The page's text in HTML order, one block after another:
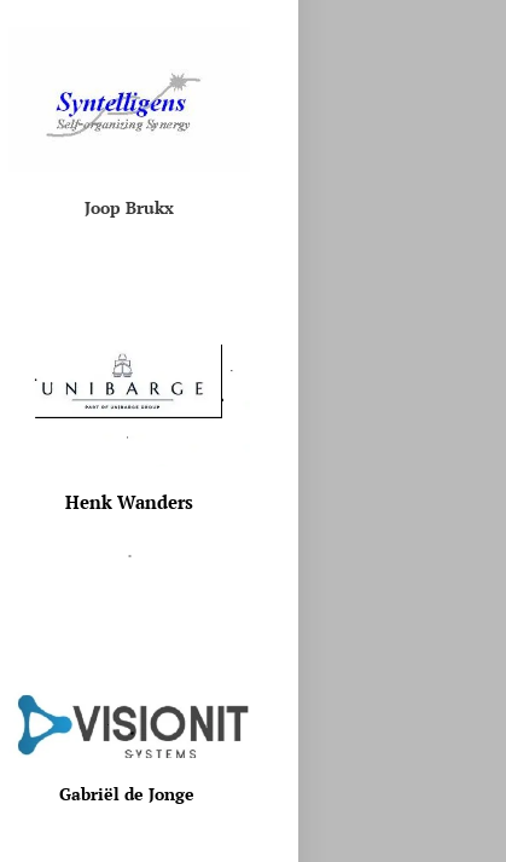
Joop Brukx
Henk Wanders
.
Gabriël de Jonge